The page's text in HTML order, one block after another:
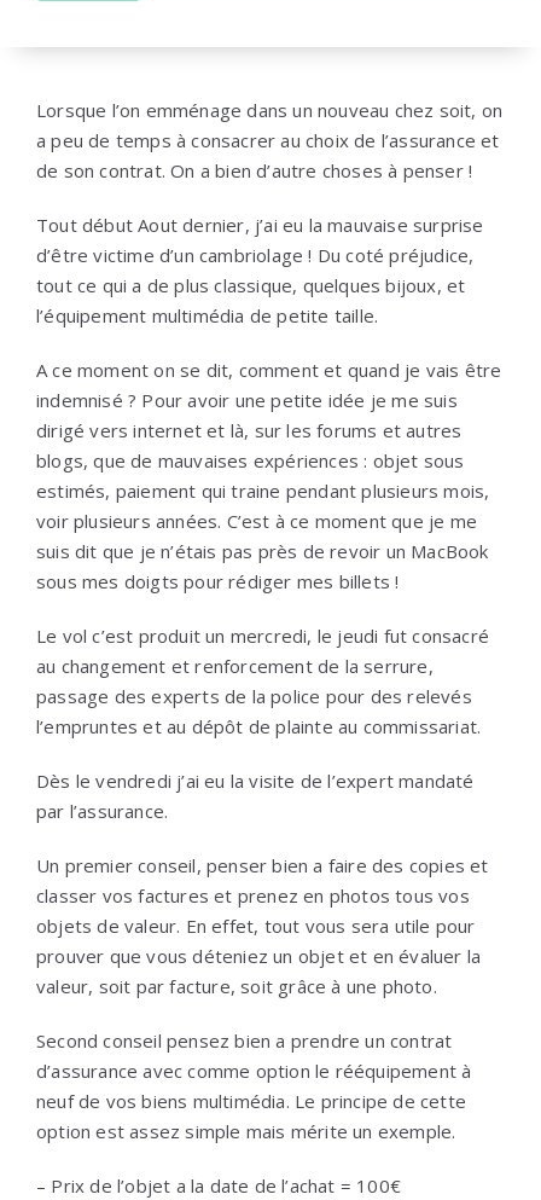
Lorsque l’on emménage dans un nouveau chez soit, on
a peu de temps à consacrer au choix de l’assurance et
de son contrat. On a bien d’autre choses à penser !
Tout début Aout dernier, j’ai eu la mauvaise surprise
d’être victime d’un cambriolage ! Du coté préjudice,
tout ce qui a de plus classique, quelques bijoux, et
l’équipement multimédia de petite taille.
A ce moment on se dit, comment et quand je vais être
indemnisé ? Pour avoir une petite idée je me suis
dirigé vers internet et là, sur les forums et autres
blogs, que de mauvaises expériences : objet sous
estimés, paiement qui traine pendant plusieurs mois,
voir plusieurs années. C’est à ce moment que je me
suis dit que je n’étais pas près de revoir un MacBook
sous mes doigts pour rédiger mes billets !
Le vol c’est produit un mercredi, le jeudi fut consacré
au changement et renforcement de la serrure,
passage des experts de la police pour des relevés
l’empruntes et au dépôt de plainte au commissariat.
Dès le vendredi j’ai eu la visite de l’expert mandaté
par l’assurance.
Un premier conseil, penser bien a faire des copies et
classer vos factures et prenez en photos tous vos
objets de valeur. En effet, tout vous sera utile pour
prouver que vous déteniez un objet et en évaluer la
valeur, soit par facture, soit grâce à une photo.
Second conseil pensez bien a prendre un contrat
d’assurance avec comme option le rééquipement à
neuf de vos biens multimédia. Le principe de cette
option est assez simple mais mérite un exemple.
– Prix de l’objet a la date de l’achat = 100€